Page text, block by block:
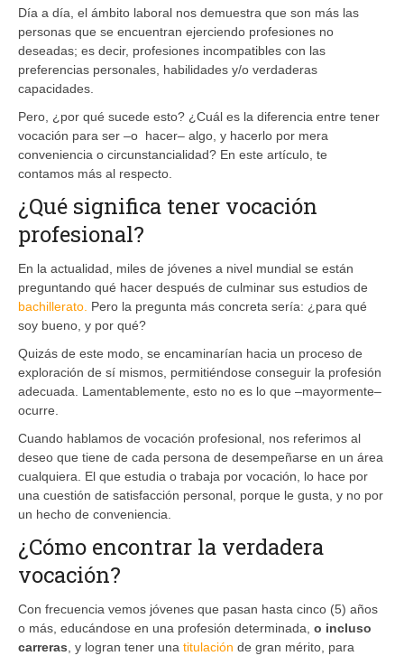
Día a día, el ámbito laboral nos demuestra que son más las
personas que se encuentran ejerciendo profesiones no
deseadas; es decir, profesiones incompatibles con las
preferencias personales, habilidades y/o verdaderas
capacidades.
Pero, ¿por qué sucede esto? ¿Cuál es la diferencia entre tener
vocación para ser –o hacer– algo, y hacerlo por mera
conveniencia o circunstancialidad? En este artículo, te
contamos más al respecto.
¿Qué significa tener vocación
profesional?
En la actualidad, miles de jóvenes a nivel mundial se están
preguntando qué hacer después de culminar sus estudios de
bachillerato. Pero la pregunta más concreta sería: ¿para qué
soy bueno, y por qué?
Quizás de este modo, se encaminarían hacia un proceso de
exploración de sí mismos, permitiéndose conseguir la profesión
adecuada. Lamentablemente, esto no es lo que –mayormente–
ocurre.
Cuando hablamos de vocación profesional, nos referimos al
deseo que tiene de cada persona de desempeñarse en un área
cualquiera. El que estudia o trabaja por vocación, lo hace por
una cuestión de satisfacción personal, porque le gusta, y no por
un hecho de conveniencia.
¿Cómo encontrar la verdadera
vocación?
Con frecuencia vemos jóvenes que pasan hasta cinco (5) años
o más, educándose en una profesión determinada, o incluso
carreras , y logran tener una titulación de gran mérito, para